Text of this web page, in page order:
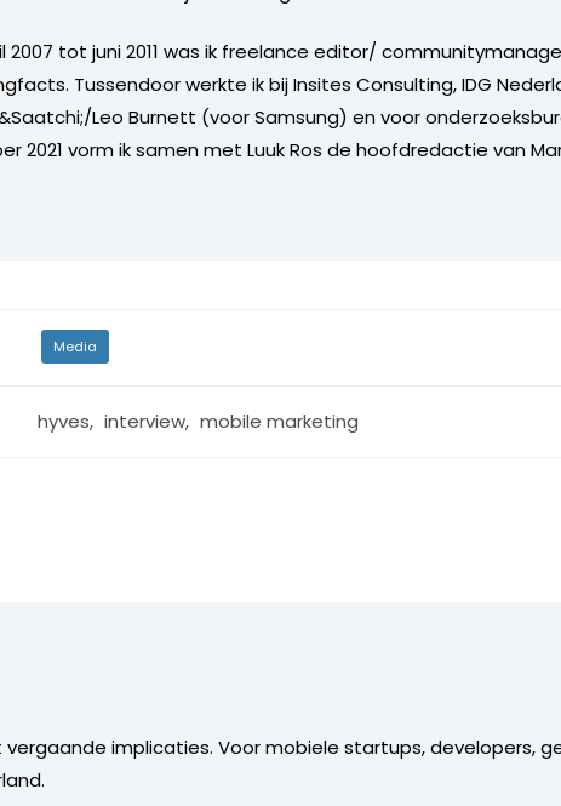
2007 tot juni 2011 was ik freelance editor/
Tussendoor werkte ik bij Insites Consulting, IDG
Leo Burnett (voor Samsung) en voor
2021 vorm ik samen met Luuk Ros de hoofdredactie van
Media
hyves, interview, mobile marketing
vergaande implicaties. Voor mobiele startups, developers,